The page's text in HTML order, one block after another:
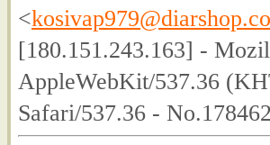
<
[180.151.243.163] -
AppleWebKit/537.36
Safari/537.36 -